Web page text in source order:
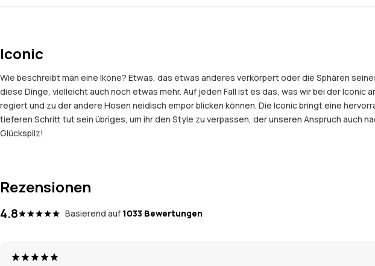
Iconic
Wie beschreibt man eine Ikone? Etwas, das etwas anderes verkörpert oder die Sphären
diese Dinge, vielleicht auch noch etwas mehr. Auf jeden Fall ist es das, was wir bei der
regiert und zu der andere Hosen neidisch empor blicken können. Die Iconic bringt eine
tieferen Schritt tut sein übriges, um ihr den Style zu verpassen, der unseren Anspruch auch
Glückspilz!
Rezensionen
4.8 Basierend auf 1033 Bewertungen